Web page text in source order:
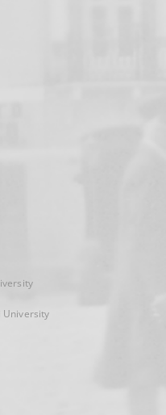
University